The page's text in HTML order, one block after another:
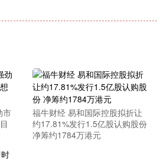
市
福牛财经 易和国际控股拟折让
约17.81%发行1.5亿股认购股份
净筹约1784万港元